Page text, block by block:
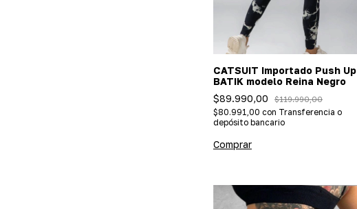
CATSUIT Importado Push Up
BATIK modelo Reina Negro
$89.990,00
$119.990,00
$80.991,00 con Transferencia o
depósito bancario
Comprar